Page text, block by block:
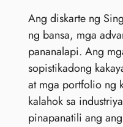
Ang diskarte ng
ng bansa, mga
pananalapi. Ang
sopistikadong
at mga portfolio ng
kalahok sa
pinapanatili ang